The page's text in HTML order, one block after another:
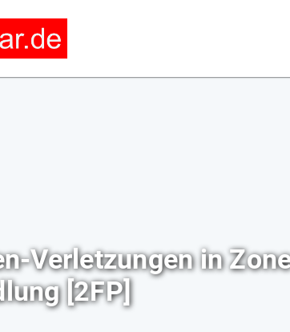
Verletzungen in
[2FP]